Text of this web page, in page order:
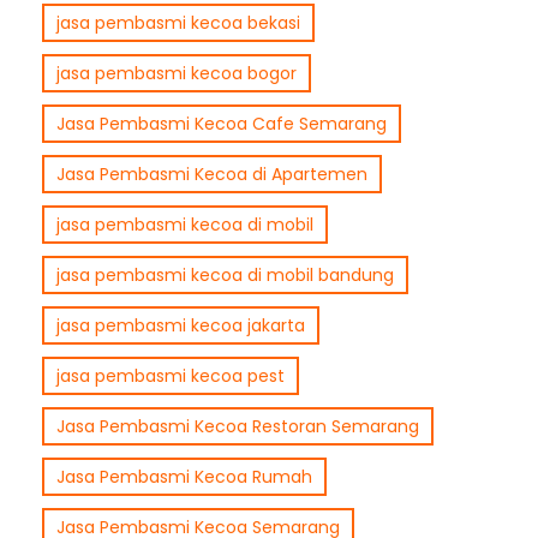
jasa pembasmi kecoa bekasi
jasa pembasmi kecoa bogor
Jasa Pembasmi Kecoa Cafe Semarang
Jasa Pembasmi Kecoa di Apartemen
jasa pembasmi kecoa di mobil
jasa pembasmi kecoa di mobil bandung
jasa pembasmi kecoa jakarta
jasa pembasmi kecoa pest
Jasa Pembasmi Kecoa Restoran Semarang
Jasa Pembasmi Kecoa Rumah
Jasa Pembasmi Kecoa Semarang